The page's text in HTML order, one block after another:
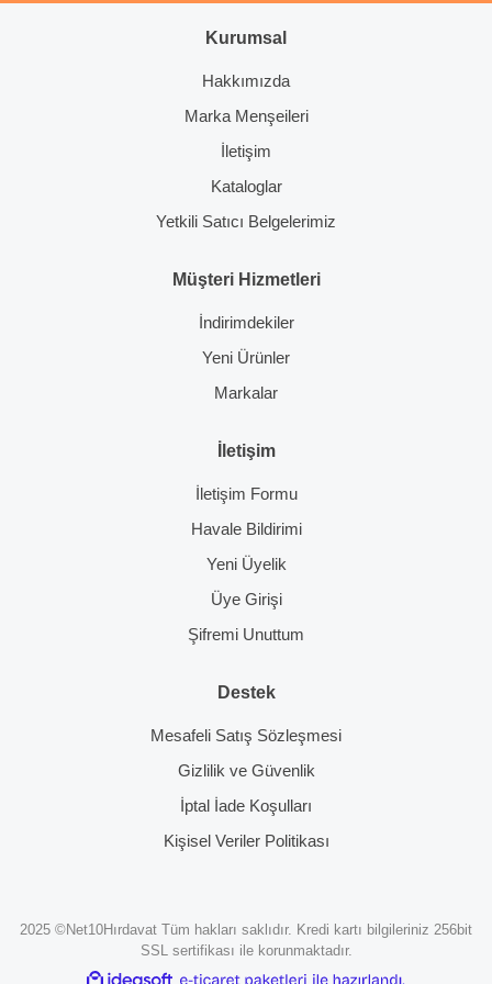
Gönder
Kurumsal
Hakkımızda
Marka Menşeileri
İletişim
Kataloglar
Yetkili Satıcı Belgelerimiz
Müşteri Hizmetleri
İndirimdekiler
Yeni Ürünler
Markalar
İletişim
İletişim Formu
Havale Bildirimi
Yeni Üyelik
Üye Girişi
Şifremi Unuttum
Destek
Mesafeli Satış Sözleşmesi
Gizlilik ve Güvenlik
İptal İade Koşulları
Kişisel Veriler Politikası
2025 ©Net10Hırdavat Tüm hakları saklıdır. Kredi kartı bilgileriniz 256bit
SSL sertifikası ile korunmaktadır.
ideasoft e-